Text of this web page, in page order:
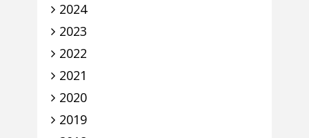
2024
2023
2022
2021
2020
2019